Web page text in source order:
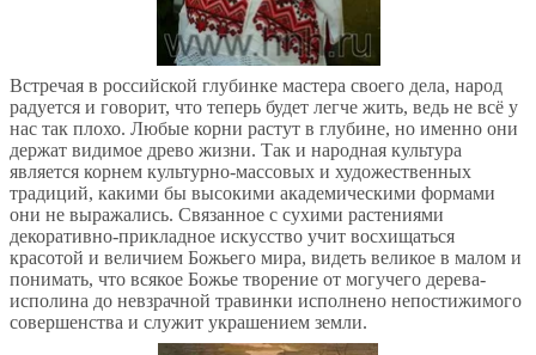
Встречая в российской глубинке мастера своего дела, народ
радуется и говорит, что теперь будет легче жить, ведь не всё у
нас так плохо. Любые корни растут в глубине, но именно они
держат видимое древо жизни. Так и народная культура
является корнем культурно-массовых и художественных
традиций, какими бы высокими академическими формами
они не выражались. Связанное с сухими растениями
декоративно-прикладное искусство учит восхищаться
красотой и величием Божьего мира, видеть великое в малом и
понимать, что всякое Божье творение от могучего дерева-
исполина до невзрачной травинки исполнено непостижимого
совершенства и служит украшением земли.